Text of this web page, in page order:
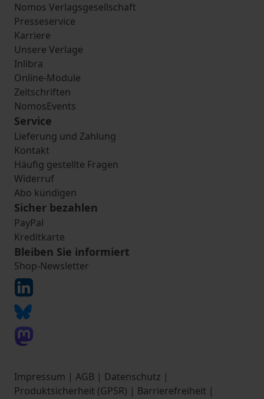
Nomos Verlagsgesellschaft
Presseservice
Karriere
Unsere Verlage
Inlibra
Online-Module
Zeitschriften
NomosEvents
Service
Lieferung und Zahlung
Kontakt
Häufig gestellte Fragen
Widerruf
Abo kündigen
Sicher bezahlen
PayPal
Kreditkarte
Bleiben Sie informiert
Shop-Newsletter
Impressum | AGB | Datenschutz |
Produktsicherheit (GPSR) | Barrierefreiheit |